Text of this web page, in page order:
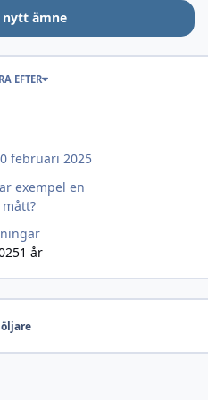
nytt ämne
EFTER
februari 2025
exempel en
1 år